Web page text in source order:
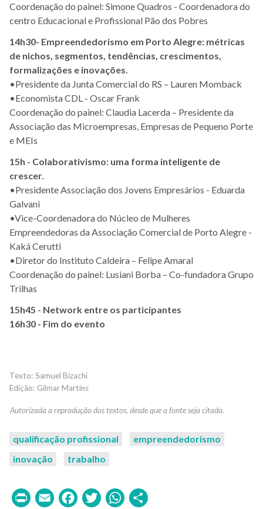
Coordenação do painel: Simone Quadros - Coordenadora do
centro Educacional e Profissional Pão dos Pobres
14h30- Empreendedorismo em Porto Alegre: métricas
de nichos, segmentos, tendências, crescimentos,
formalizações e inovações.
•Presidente da Junta Comercial do RS – Lauren Momback
•Economista CDL - Oscar Frank
Coordenação do painel: Claudia Lacerda – Presidente da
Associação das Microempresas, Empresas de Pequeno Porte
e MEIs
15h - Colaborativismo: uma forma inteligente de
crescer.
•Presidente Associação dos Jovens Empresários - Eduarda
Galvani
•Vice-Coordenadora do Núcleo de Mulheres
Empreendedoras da Associação Comercial de Porto Alegre -
Kaká Cerutti
•Diretor do Instituto Caldeira – Felipe Amaral
Coordenação do painel: Lusiani Borba – Co-fundadora Grupo
Trilhas
15h45 - Network entre os participantes
16h30 - Fim do evento
Samuel Bizachi
Gilmar Martins
qualificação profissional
empreendedorismo
inovação
trabalho
PrintEmailFacebook
TwitterWhatsApp